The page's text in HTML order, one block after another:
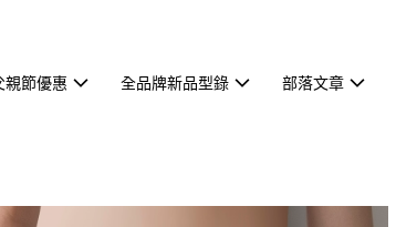
親節優惠 全品牌新品型錄 部落文章